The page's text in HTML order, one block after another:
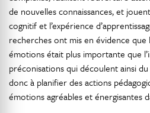
de nouvelles connaissances, et
cognitif et l’expérience
recherches ont mis en évidence
émotions était plus importante que
préconisations qui découlent ainsi
donc à planifier des actions
émotions agréables et énergisantes